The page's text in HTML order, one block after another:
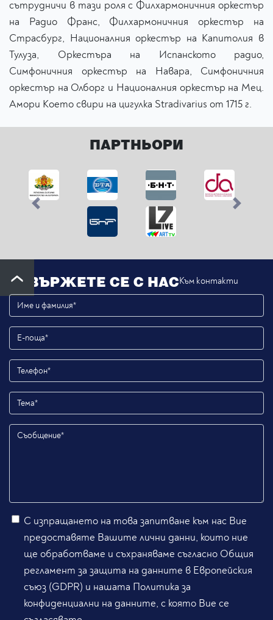
сътрудничи в тази роля с Филхармоничния оркестър
на Радио Франс, Филхармоничния оркестър на
Страсбург, Националния оркестър на Капитолия в
Тулуза, Оркестъра на Испанското радио,
Симфоничния оркестър на Навара, Симфоничния
оркестър на Олборг и Националния оркестър на Мец.
Амори Което свири на цигулка Stradivarius от 1715 г.
ПАРТНЬОРИ
Previous Next
СВЪРЖЕТЕ СЕ С НАСКъм контакти
С изпращането на това запитване към нас Вие
предоставяте Вашите лични данни, които ние
ще обработваме и съхраняваме съгласно Общия
регламент за защита на данните в Европейския
съюз (GDPR) и нашата Политика за
конфиденциални на данните, с която Вие се